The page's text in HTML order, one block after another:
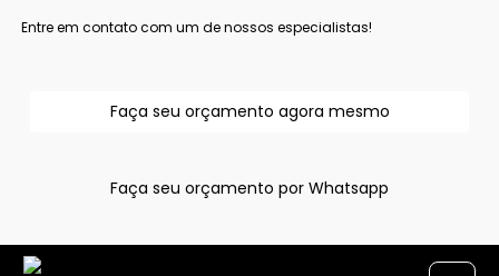
Entre em contato com um de nossos especialistas!
Faça seu orçamento agora mesmo
Faça seu orçamento por Whatsapp